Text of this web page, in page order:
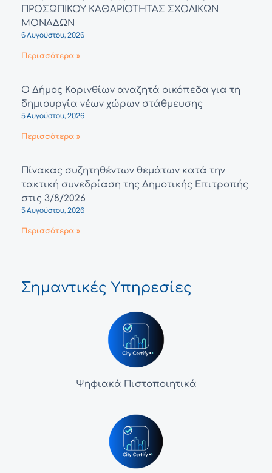
ΠΡΟΣΩΠΙΚΟΥ ΚΑΘΑΡΙΟΤΗΤΑΣ ΣΧΟΛΙΚΩΝ
ΜΟΝΑΔΩΝ
6 Αυγούστου, 2026
Περισσότερα »
Ο Δήμος Κορινθίων αναζητά οικόπεδα για τη
δημιουργία νέων χώρων στάθμευσης
5 Αυγούστου, 2026
Περισσότερα »
Πίνακας συζητηθέντων θεμάτων κατά την
τακτική συνεδρίαση της Δημοτικής Επιτροπής
στις 3/8/2026
5 Αυγούστου, 2026
Περισσότερα »
Σημαντικές Υπηρεσίες
Ψηφιακά Πιστοποιητικά